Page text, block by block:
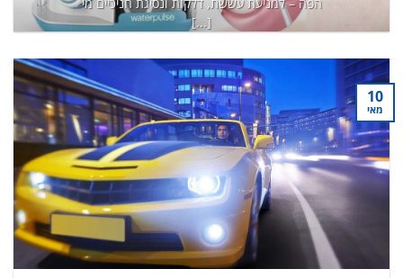
[...]
המשך קריאה→ 10
מאי